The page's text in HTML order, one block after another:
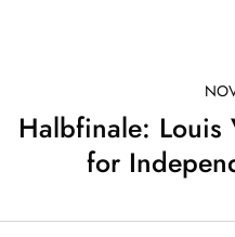
Halbfinale: Louis
for